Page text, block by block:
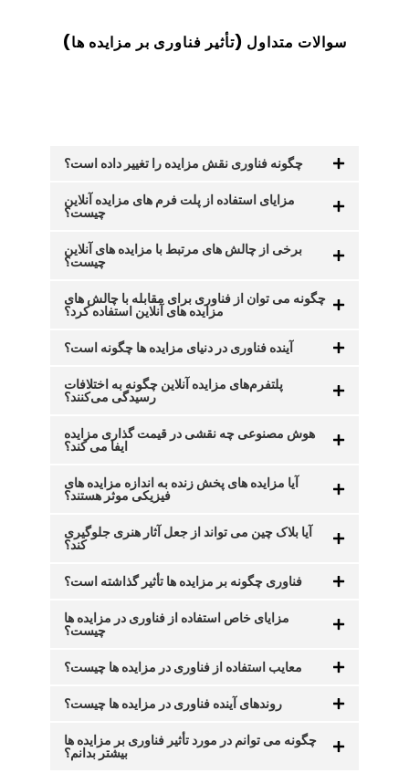
سوالات متداول (تأثیر فناوری بر مزایده ها)
چگونه فناوری نقش مزایده را تغییر داده است؟
مزایای استفاده از پلت فرم های مزایده آنلاین
چیست؟
برخی از چالش های مرتبط با مزایده های آنلاین
چیست؟
چگونه می توان از فناوری برای مقابله با چالش های
مزایده های آنلاین استفاده کرد؟
آینده فناوری در دنیای مزایده ها چگونه است؟
پلتفرم‌های مزایده آنلاین چگونه به اختلافات
رسیدگی می‌کنند؟
هوش مصنوعی چه نقشی در قیمت گذاری مزایده
ایفا می کند؟
آیا مزایده های پخش زنده به اندازه مزایده های
فیزیکی موثر هستند؟
آیا بلاک چین می تواند از جعل آثار هنری جلوگیری
کند؟
فناوری چگونه بر مزایده ها تأثیر گذاشته است؟
مزایای خاص استفاده از فناوری در مزایده ها
چیست؟
معایب استفاده از فناوری در مزایده ها چیست؟
روندهای آینده فناوری در مزایده ها چیست؟
چگونه می توانم در مورد تأثیر فناوری بر مزایده ها
بیشتر بدانم؟